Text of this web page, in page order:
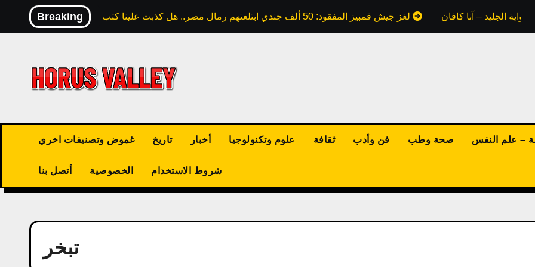
Breaking الجليد – آنا كافان لغز جيش قمبيز المفقود: 50 ألف جندي ابتلعتهم رمال مصر.. هل كذبت علينا كتب التاريخ؟
غموض وتصنيفات اخري تاريخ أخبار علوم وتكنولوجيا ثقافة فن وأدب صحة وطب – علم النفس
أتصل بنا الخصوصية شروط الاستخدام
تبخر